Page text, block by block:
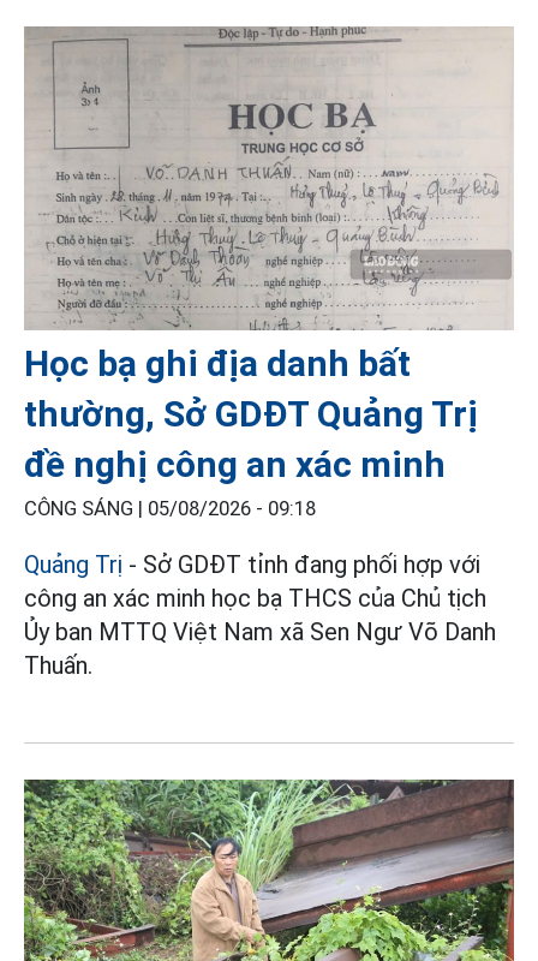
Học bạ ghi địa danh bất
thường, Sở GDĐT Quảng Trị
đề nghị công an xác minh
CÔNG SÁNG | 05/08/2026 - 09:18
Quảng Trị - Sở GDĐT tỉnh đang phối hợp với
công an xác minh học bạ THCS của Chủ tịch
Ủy ban MTTQ Việt Nam xã Sen Ngư Võ Danh
Thuấn.